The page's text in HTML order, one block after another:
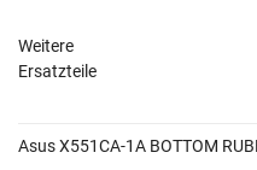
Weitere
Ersatzteile
Asus X551CA-1A BOTTOM